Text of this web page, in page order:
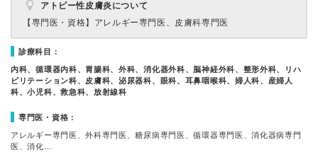
アトピー性皮膚炎について
【専門医・資格】 アレルギー専門医、皮膚科専門医
診療科目：
内科、循環器内科、胃腸科、外科、消化器外科、脳神経外科、整形外科、リハ
ビリテーション科、皮膚科、泌尿器科、眼科、耳鼻咽喉科、婦人科、産婦人
科、小児科、救急科、放射線科
専門医・資格：
アレルギー専門医、外科専門医、糖尿病専門医、循環器専門医、消化器病専門
医、消化…